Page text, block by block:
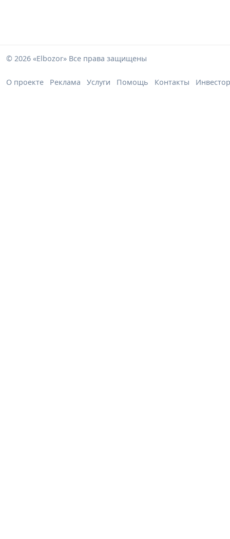
© 2026 «Elbozor» Все права защищены
О проекте Реклама Услуги Помощь Контакты